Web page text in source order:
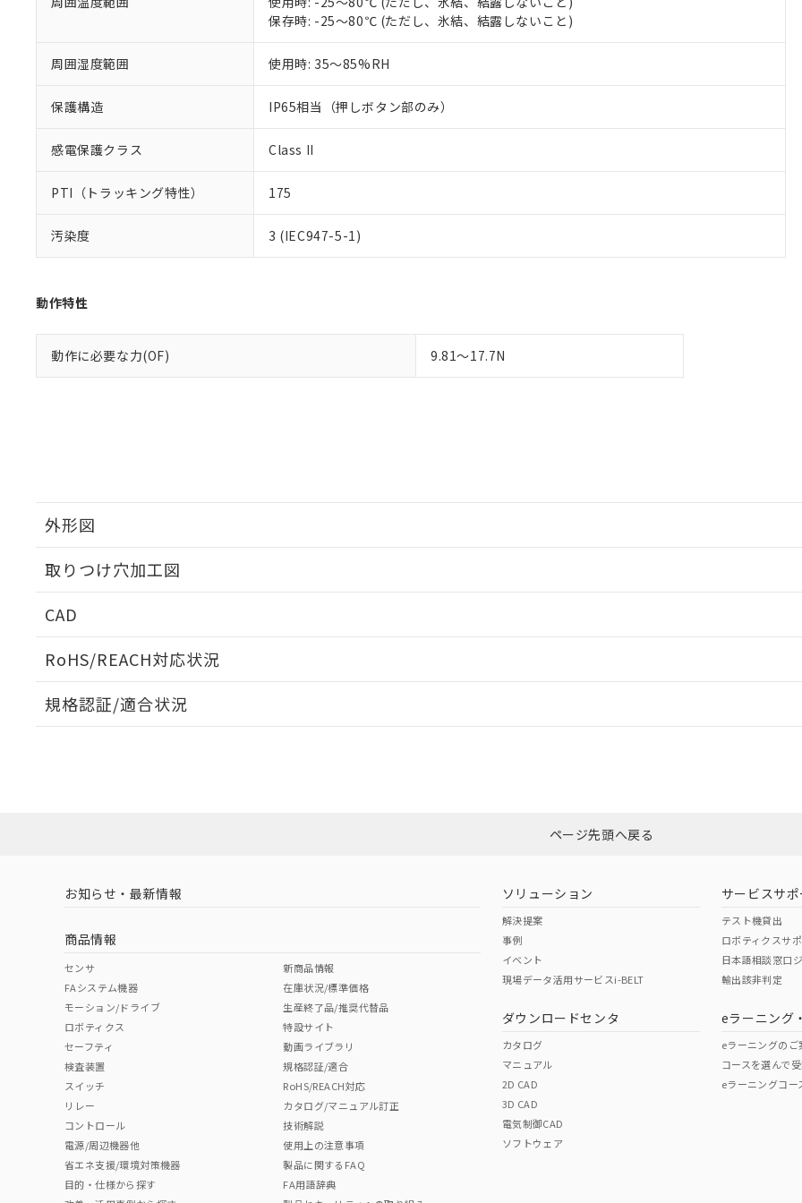
保存時: -25～80℃ (ただし、氷結、結露しないこと)
周囲湿度範囲 使用時: 35～85%RH
保護構造 IP65相当（押しボタン部のみ）
感電保護クラス Class II
PTI（トラッキング特性） 175
汚染度 3 (IEC947-5-1)
動作特性
動作に必要な力(OF) 9.81～17.7N
外形図
取りつけ穴加工図
CAD
RoHS/REACH対応状況
EU RoHS 注意事項・凡例
ダウンロードはこちら
中国 RoHS 注意事項・凡例
中国 RoHS表
Pb Hg Cr(VI)
"対応済み"や非含有の記載がされた商品であっても、流通在庫等で未対応品が混在する可能性があります。
非含有品が必要な際は、弊社営業部門もしくは販売店へお問い合わせください。
規格認証/適合状況
（イギリス
（ノルウェー
（日本
（アメリカ
この製品の規格認証/適合
その他の認証はこちらのページからご
り割愛しております。
ページ先頭へ戻る
お知らせ・最新情報
商品情報
センサ
FAシステム機器
モーション/ドライブ
ロボティクス
セーフティ
検査装置
スイッチ
リレー
コントロール
電源/周辺機器他
省エネ支援/環境対策機器
目的・仕様から探す
新商品情報
在庫状況/標準価格
生産終了品/推奨代替品
特設サイト
動画ライブラリ
規格認証/適合
RoHS/REACH対応
カタログ/マニュアル訂正
技術解説
使用上の注意事項
製品に関するFAQ
FA用語辞典
ソリューション
解決提案
事例
イベント
現場データ活用サービスi-BELT
ダウンロードセンタ
カタログ
マニュアル
2D CAD
3D CAD
電気制御CAD
ソフトウェア
サービスサポ
テスト機貸出
ロボティクスサ
日本語相談窓口
輸出該非判定
eラーニング
eラーニングのご
コースを選んで
eラーニングコー